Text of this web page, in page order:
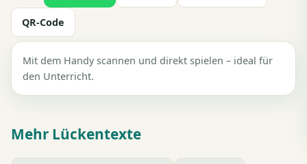
QR-Code
Mit dem Handy scannen und direkt spielen – ideal für
den Unterricht.
Mehr Lückentexte